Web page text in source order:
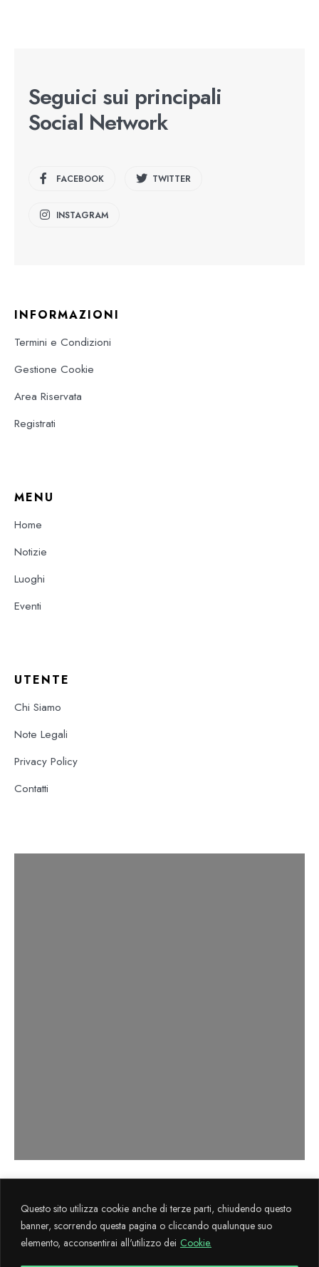
Questo sito utilizza cookie anche di terze parti, chiudendo questo
banner, scorrendo questa pagina o cliccando qualunque suo
elemento, acconsentirai all'utilizzo dei Cookie.
Seguici sui principali
Social Network
FACEBOOK TWITTER
INSTAGRAM
INFORMAZIONI
Termini e Condizioni
Gestione Cookie
Area Riservata
Registrati
MENU
Home
Notizie
Luoghi
Eventi
UTENTE
Chi Siamo
Note Legali
Privacy Policy
Contatti
Flegreaattraverso il sostegno finanziario FESR 2014-2020.